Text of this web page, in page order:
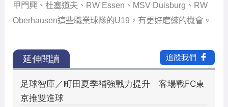
甲門興、杜塞道夫、RW Essen、MSV Duisburg、RW
Oberhausen這些職業球隊的U19，有更好磨練的機會。